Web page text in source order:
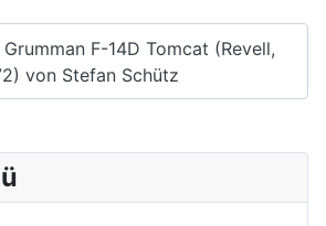
F-14D Tomcat (Revell,
von Stefan Schütz